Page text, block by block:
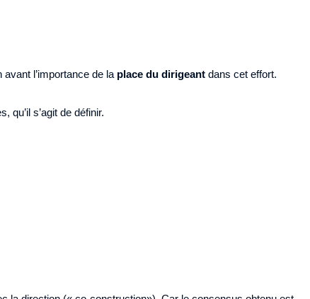
l’importance de la place du dirigeant dans cet effort.
qu’il s’agit de définir.